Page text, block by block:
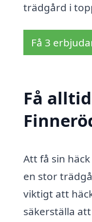
trädgård i
Få 3
Få
Att få sin
en stor
viktigt att
säkerställa